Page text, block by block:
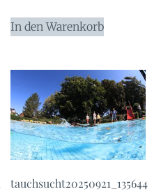
In den Warenkorb
tauchsucht20250921_135644